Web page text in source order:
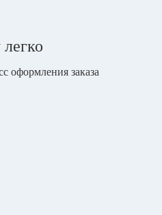
оформления заказа